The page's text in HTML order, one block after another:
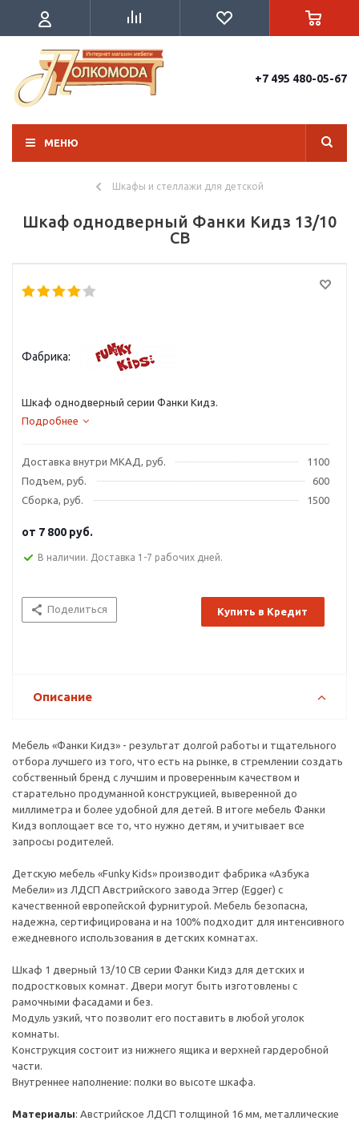
+7 495 480-05-67
МЕНЮ
Шкафы и стеллажи для детской
Шкаф однодверный Фанки Кидз 13/10
СВ
Фабрика:
Шкаф однодверный серии Фанки Кидз.
Подробнее
Доставка внутри МКАД, руб.
1100
Подъем, руб.
600
Сборка, руб.
1500
от 7 800 руб.
В наличии. Доставка 1-7 рабочих дней.
Поделиться Купить в Кредит
Описание
Мебель «Фанки Кидз» - результат долгой работы и тщательного
отбора лучшего из того, что есть на рынке, в стремлении создать
собственный бренд с лучшим и проверенным качеством и
старательно продуманной конструкцией, выверенной до
миллиметра и более удобной для детей. В итоге мебель Фанки
Кидз воплощает все то, что нужно детям, и учитывает все
запросы родителей.
Детскую мебель «Funky Kids» производит фабрика «Азбука
Мебели» из ЛДСП Австрийского завода Эггер (Egger) с
качественной европейской фурнитурой. Мебель безопасна,
надежна, сертифицирована и на 100% подходит для интенсивного
ежедневного использования в детских комнатах.
Шкаф 1 дверный 13/10 СВ серии Фанки Кидз для детских и
подростковых комнат. Двери могут быть изготовлены с
рамочными фасадами и без.
Модуль узкий, что позволит его поставить в любой уголок
комнаты.
Конструкция состоит из нижнего ящика и верхней гардеробной
части.
Внутреннее наполнение: полки во высоте шкафа.
Материалы: Австрийское ЛДСП толщиной 16 мм, металлические